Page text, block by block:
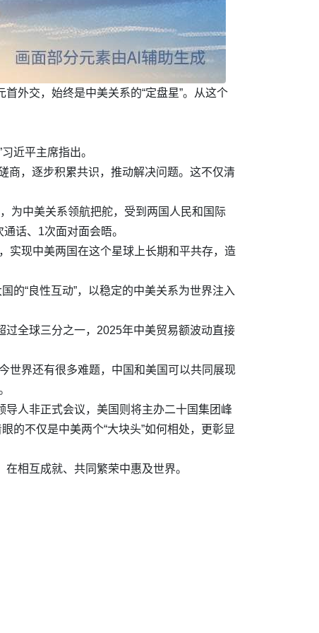
外交，始终是中美关系的“定盘星”。从这个
近平主席指出。
商，逐步积累共识，推动解决问题。这不仅清
为中美关系领航把舵，受到两国人民和国际
话、1次面对面会晤。
实现中美两国在这个星球上长期和平共存，造
的“良性互动”，以稳定的中美关系为世界注入
全球三分之一，2025年中美贸易额波动直接
世界还有很多难题，中国和美国可以共同展现
人非正式会议，美国则将主办二十国集团峰
的不仅是中美两个“大块头”如何相处，更彰显
相互成就、共同繁荣中惠及世界。